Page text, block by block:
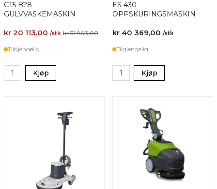
CT5 B28
GULVVASKEMASKIN
kr 20 113,00 /stk kr 31 903,00
Tilgjengelig
Kjøp
ES 430
OPPSKURINGSMASKIN
kr 40 369,00 /stk
Tilgjengelig
Kjøp